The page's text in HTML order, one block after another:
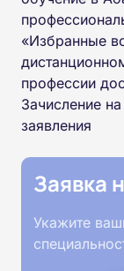
«Избранные
профессии
Зачисление
заявления
Заявка
Укажите